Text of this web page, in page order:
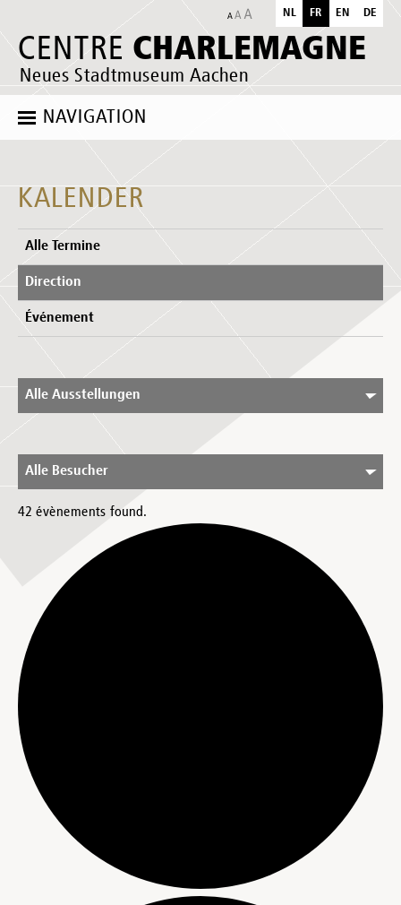
CENTRE CHARLEMAGNE
Neues Stadtmuseum Aachen
NL FR EN DE
NAVIGATION
KALENDER
Alle Termine
Direction
Événement
Alle Ausstellungen
Alle Besucher
42 évènements found.